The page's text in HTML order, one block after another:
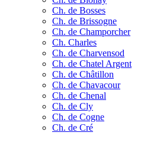
Ch. de Bosses
Ch. de Brissogne
Ch. de Champorcher
Ch. Charles
Ch. de Charvensod
Ch. de Chatel Argent
Ch. de Châtillon
Ch. de Chavacour
Ch. de Chenal
Ch. de Cly
Ch. de Cogne
Ch. de Cré